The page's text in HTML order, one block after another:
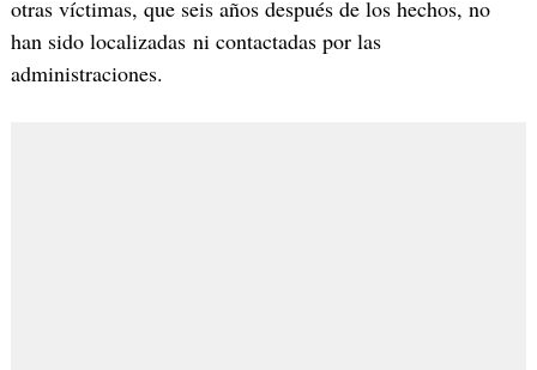
otras víctimas, que seis años después de los hechos, no
han sido localizadas ni contactadas por las
administraciones.